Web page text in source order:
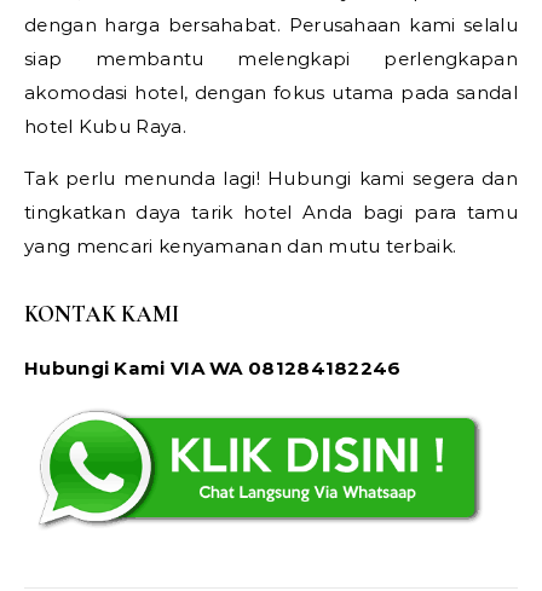
dengan harga bersahabat. Perusahaan kami selalu
siap membantu melengkapi perlengkapan
akomodasi hotel, dengan fokus utama pada sandal
hotel Kubu Raya.
Tak perlu menunda lagi! Hubungi kami segera dan
tingkatkan daya tarik hotel Anda bagi para tamu
yang mencari kenyamanan dan mutu terbaik.
KONTAK KAMI
Hubungi Kami VIA WA 081284182246